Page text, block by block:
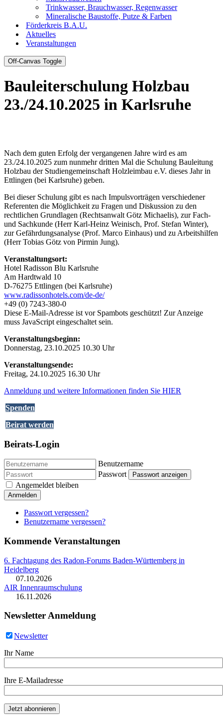
Trinkwasser, Brauchwasser, Regenwasser
Mineralische Baustoffe, Putze & Farben
Förderkreis B.A.U.
Aktuelles
Veranstaltungen
Off-Canvas Toggle
Bauleiterschulung Holzbau
23./24.10.2025 in Karlsruhe
Nach dem guten Erfolg der vergangenen Jahre wird es am
23./24.10.2025 zum nunmehr dritten Mal die Schulung Bauleitung
Holzbau der Studiengemeinschaft Holzleimbau e.V. dieses Jahr in
Ettlingen (bei Karlsruhe) geben.
Bei dieser Schulung gibt es nach Impulsvorträgen verschiedener
Referenten die Möglichkeit zu Fragen und Diskussion zu den
rechtlichen Grundlagen (Rechtsanwalt Götz Michaelis), zur Fach-
und Sachkunde (Herr Karl-Heinz Weinisch, Prof. Stefan Winter),
zur Gefährdungsanalyse (Prof. Marco Einhaus) und zu Arbeitshilfen
(Herr Tobias Götz von Pirmin Jung).
Veranstaltungsort:
Hotel Radisson Blu Karlsruhe
Am Hardtwald 10
D-76275 Ettlingen (bei Karlsruhe)
www.radissonhotels.com/de-de/
+49 (0) 7243-380-0
Diese E-Mail-Adresse ist vor Spambots geschützt! Zur Anzeige
muss JavaScript eingeschaltet sein.
Veranstaltungsbeginn:
Donnerstag, 23.10.2025 10.30 Uhr
Veranstaltungsende:
Freitag, 24.10.2025 16.30 Uhr
Anmeldung und weitere Informationen finden Sie HIER
Spenden
Beirat werden
Beirats-Login
Benutzername
Passwort
Passwort anzeigen
Angemeldet bleiben
Anmelden
Passwort vergessen?
Benutzername vergessen?
Kommende Veranstaltungen
6. Fachtagung des Radon-Forums Baden-Württemberg in
Heidelberg
07.10.2026
AIR Innenraumschulung
16.11.2026
Newsletter Anmeldung
Newsletter
Ihr Name
Ihre E-Mailadresse